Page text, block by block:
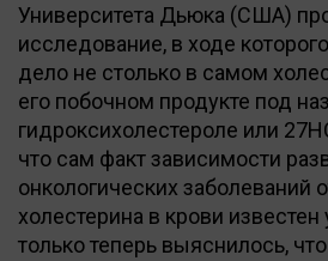
Университета Дьюка (США)
исследование, в ходе
дело не столько в самом
его побочном продукте под
гидроксихолестероле или
что сам факт зависимости
онкологических заболеваний
холестерина в крови
только теперь выяснилось,